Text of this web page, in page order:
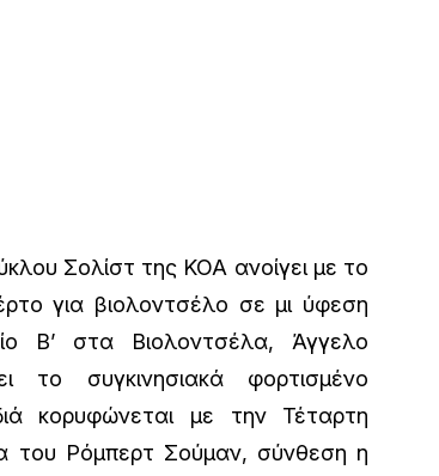
Σολίστ της ΚΟΑ ανοίγει με το
για βιολοντσέλο σε μι ύφεση
Β’ στα Βιολοντσέλα, Άγγελο
το συγκινησιακά φορτισμένο
κορυφώνεται με την Τέταρτη
του Ρόμπερτ Σούμαν, σύνθεση η